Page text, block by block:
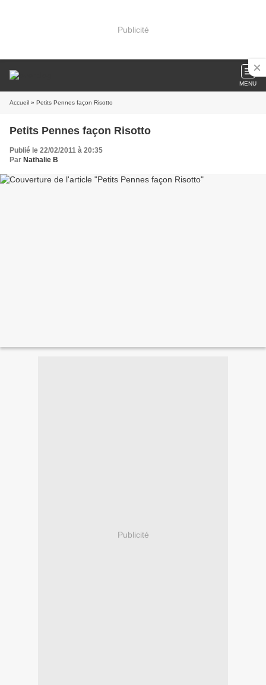
Publicité
MENU
Accueil » Petits Pennes façon Risotto
Petits Pennes façon Risotto
Publié le 22/02/2011 à 20:35
Par Nathalie B
Publicité